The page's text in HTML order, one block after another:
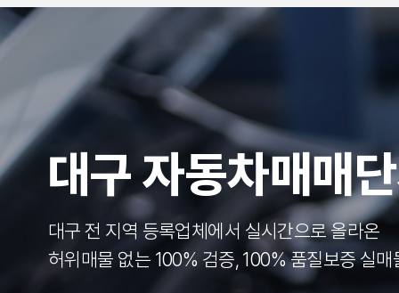
대구 자동차매매